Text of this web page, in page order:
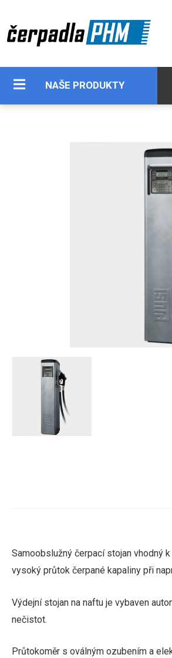
NAŠE PRODUKTY
Samoobslužný čerpací stojan vhodný
vysoký průtok čerpané kapaliny při
Výdejní stojan na naftu je vybaven
nečistot.
Průtokoměr s oválným ozubením a